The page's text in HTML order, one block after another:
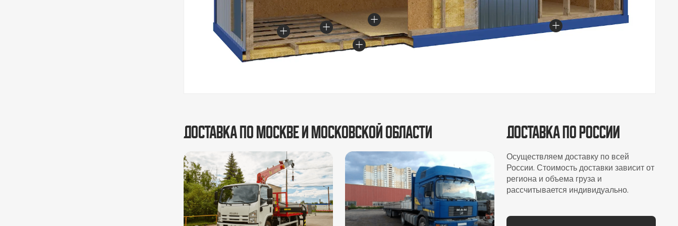
Доставка по Москве и Московской области Доставка по России
Осуществляем доставку по всей
России. Стоимость доставки зависит от
региона и объема груза и
рассчитывается индивидуально.